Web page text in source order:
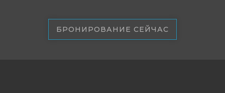
БРОНИРОВАНИЕ СЕЙЧАС